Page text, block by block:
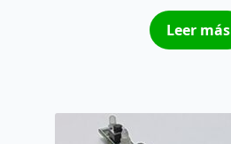
Leer más